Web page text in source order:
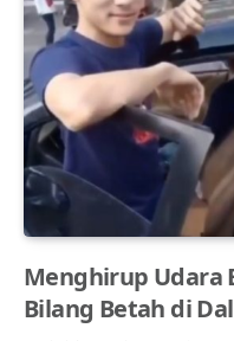
Menghirup Udara
Bilang Betah di